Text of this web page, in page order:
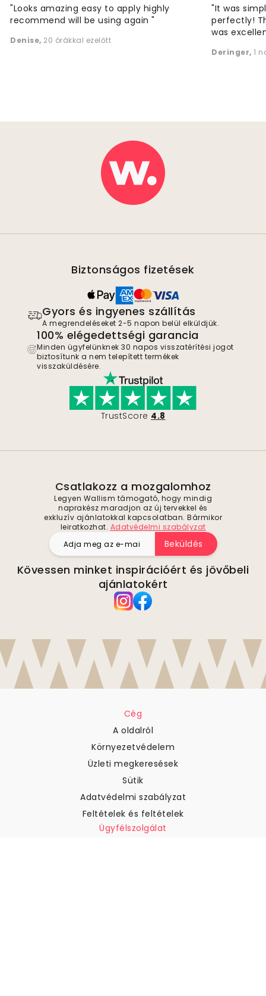
"Looks amazing easy to apply highly
recommend will be using again "
Denise, 20 órákkal ezelőtt
"It was
perfectly!
was
Deringer, 1
Biztonságos fizetések
Gyors és ingyenes szállítás
A megrendeléseket 2-5 napon belül elküldjük.
100% elégedettségi garancia
Minden ügyfelünknek 30 napos visszatérítési jogot
biztosítunk a nem telepített termékek
visszaküldésére.
TrustScore 4.8
Csatlakozz a mozgalomhoz
Legyen Wallism támogató, hogy mindig
naprakész maradjon az új tervekkel és
exkluzív ajánlatokkal kapcsolatban. Bármikor
leiratkozhat. Adatvédelmi szabályzat
Beküldés
Kövessen minket inspirációért és jövőbeli
ajánlatokért
Cég
A oldalról
Környezetvédelem
Üzleti megkeresések
Sütik
Adatvédelmi szabályzat
Feltételek és feltételek
Ügyfélszolgálat